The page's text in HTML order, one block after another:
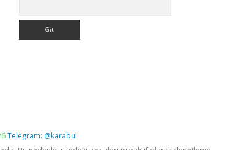
Telegram: @karabul